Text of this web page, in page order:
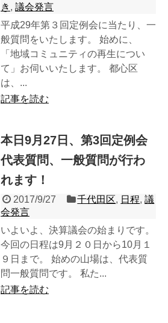
き , 議会発言
平成29年第３回定例会に当たり、一
般質問をいたします。 始めに、
「地域コミュニティの再生につい
て」お伺いいたします。 都心区
は、...
記事を読む
本日9月27日、第3回定例会
代表質問、一般質問が行わ
れます！
2017/9/27 千代田区, 日程,議
会発言
いよいよ、決算議会の始まりです。
今回の日程は9月２０日から10月１
９日まで。 始めの山場は、代表質
問一般質問です。 私た...
記事を読む